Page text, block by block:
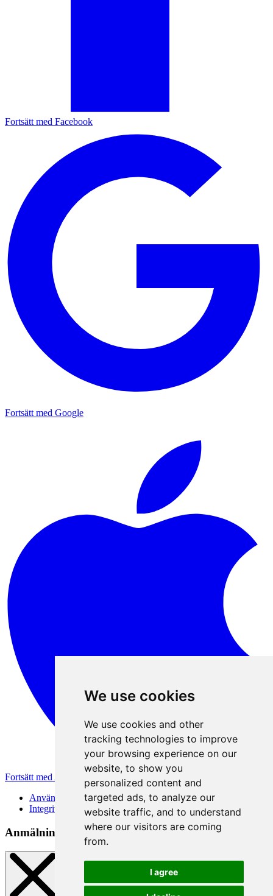
We use cookies
We use cookies and other
tracking technologies to improve
your browsing experience on our
website, to show you
personalized content and
targeted ads, to analyze our
website traffic, and to understand
where our visitors are coming
from.
I agree
Fortsätt med Facebook
Fortsätt med Google
Fortsätt med Apple
Användarvillkor
Integritetspolicy
Anmälningsmetod